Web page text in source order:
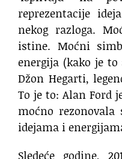
reprezentacije
nekog razloga.
istine. Moćni
energija (kako je
Džon Hegarti,
To je to: Alan Ford
moćno
idejama i
Sledeće godine,